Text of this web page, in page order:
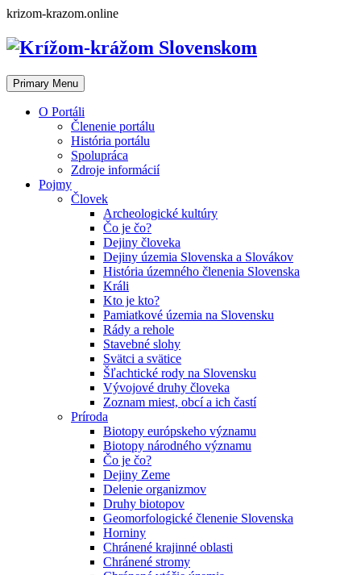
Skip
content
krizom-krazom.online
Primary Menu
O Portáli
Členenie portálu
História portálu
Spolupráca
Zdroje informácií
Pojmy
Človek
Archeologické kultúry
Čo je čo?
Dejiny človeka
Dejiny územia Slovenska a Slovákov
História územného členenia Slovenska
Králi
Kto je kto?
Pamiatkové územia na Slovensku
Rády a rehole
Stavebné slohy
Svätci a svätice
Šľachtické rody na Slovensku
Vývojové druhy človeka
Zoznam miest, obcí a ich častí
Príroda
Biotopy európskeho významu
Biotopy národného významu
Čo je čo?
Dejiny Zeme
Delenie organizmov
Druhy biotopov
Geomorfologické členenie Slovenska
Horniny
Chránené krajinné oblasti
Chránené stromy